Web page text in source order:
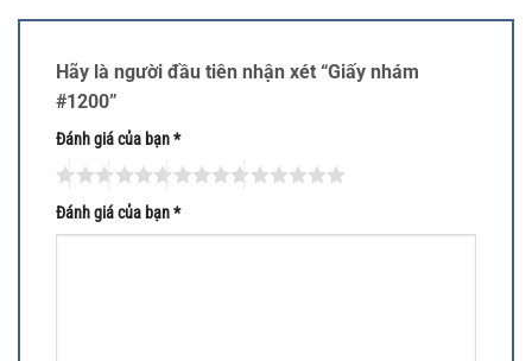
Hãy là người đầu tiên nhận xét “Giấy nhám
#1200”
Đánh giá của bạn*
Đánh giá của bạn*